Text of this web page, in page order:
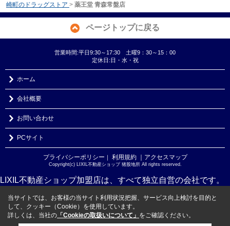
崎町のドラッグストア > 薬王堂 青森常盤店
ページトップに戻る
営業時間:平日9:30～17:30 土曜9：30～15：00
定休日:日・水・祝
ホーム
会社概要
お問い合わせ
PCサイト
プライバシーポリシー ｜ 利用規約 ｜アクセスマップ
Copyright(c) LIXIL不動産ショップ 猪股地所 All rights reserved.
LIXIL不動産ショップ加盟店は、すべて独立自営の会社です。
当サイトでは、お客様の当サイト利用状況把握、サービス向上検討を目的と
して、クッキー（Cookie）を使用しています。
詳しくは、当社の 「Cookieの取扱いについて」 をご確認ください。